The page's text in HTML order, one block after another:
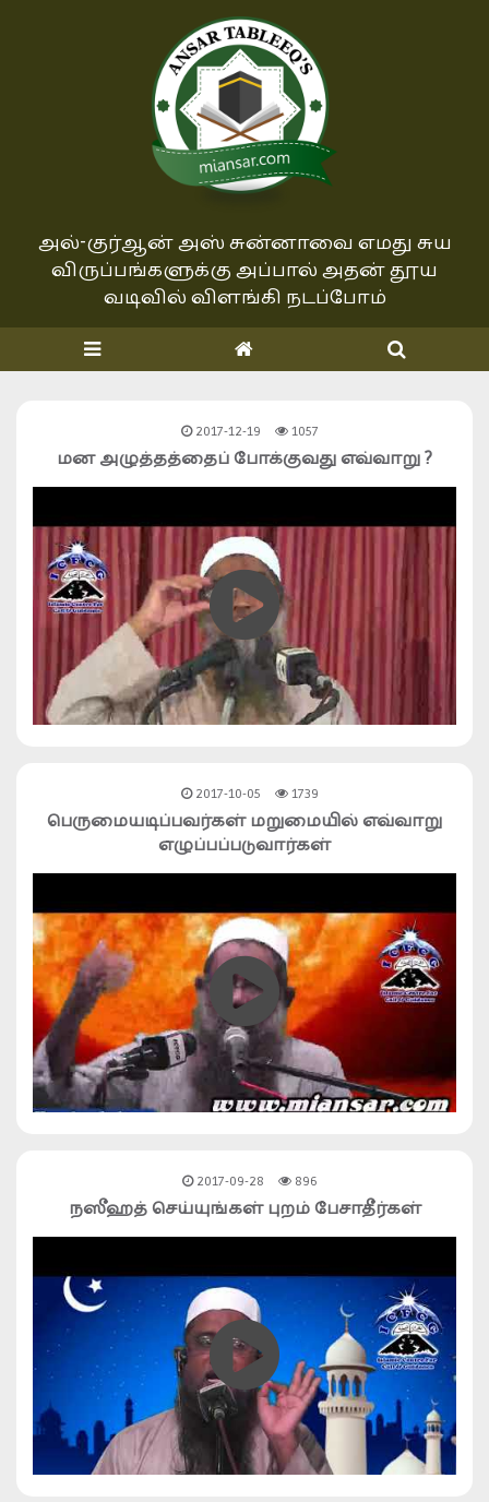
அல்-குர்ஆன் அஸ் சுன்னாவை எமது சுய
விருப்பங்களுக்கு அப்பால் அதன் தூய
வடிவில் விளங்கி நடப்போம்
2017-12-19 1057
மன அழுத்தத்தைப் போக்குவது எவ்வாறு ?
2017-10-05 1739
பெருமையடிப்பவர்கள் மறுமையில் எவ்வாறு
எழுப்பப்படுவார்கள்
2017-09-28 896
நஸீஹத் செய்யுங்கள் புறம் பேசாதீர்கள்